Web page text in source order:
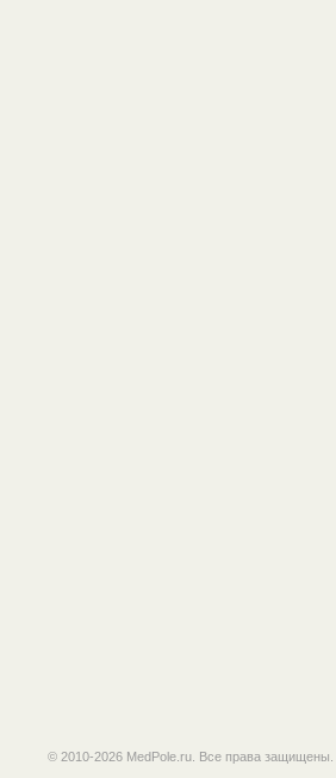
© 2010-2026 MedPole.ru. Все права защищены.